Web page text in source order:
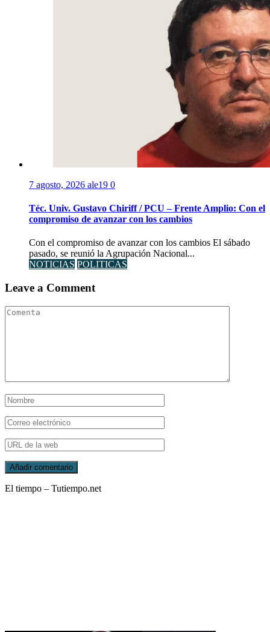
7 agosto, 2026 ale19 0
Téc. Univ. Gustavo Chiriff / PCU – Frente Amplio: Con el
compromiso de avanzar con los cambios
Con el compromiso de avanzar con los cambios El sábado
pasado, se reunió la Agrupación Nacional...
NOTICIAS POLITICAS
Leave a Comment
El tiempo – Tutiempo.net